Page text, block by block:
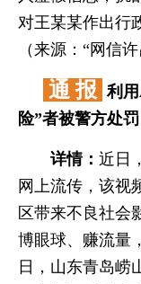
对王某某作出行
（来源：“网信
通 报 利
险”者被警方处罚
详情： 近日
网上流传，该视
区带来不良社会
博眼球、赚流量
日，山东青岛崂